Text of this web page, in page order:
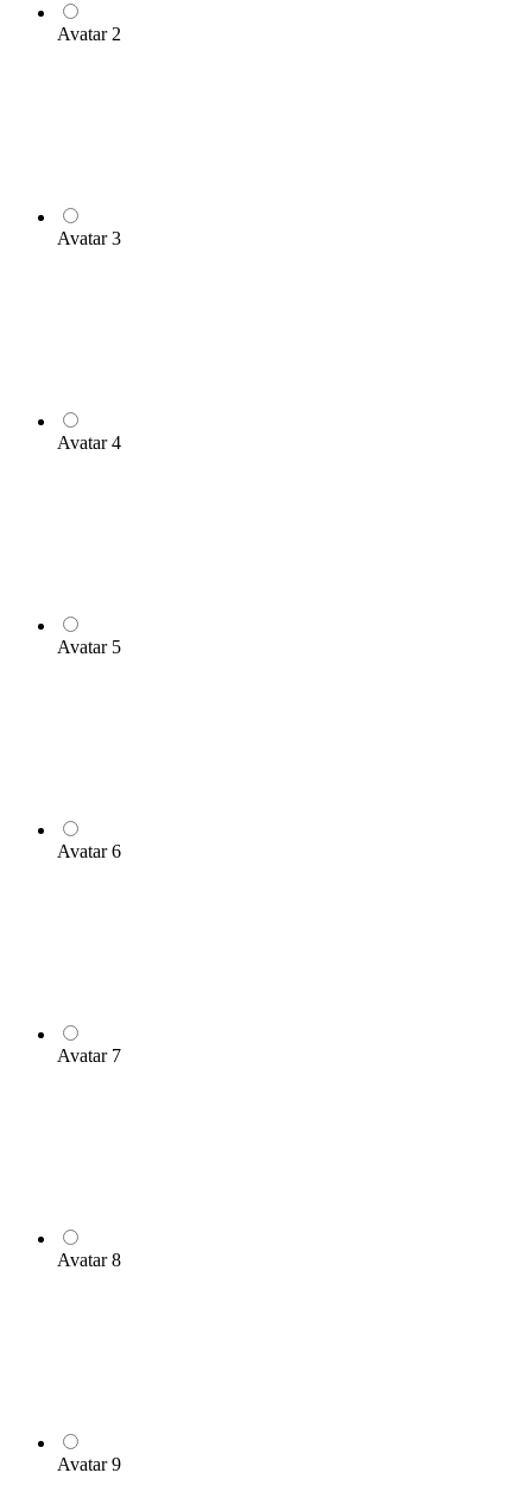
Avatar 2
Avatar 3
Avatar 4
Avatar 5
Avatar 6
Avatar 7
Avatar 8
Avatar 9